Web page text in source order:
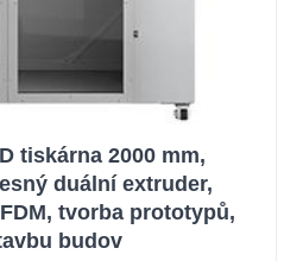
tiskárna 2000 mm,
duální extruder,
tvorba prototypů,
budov